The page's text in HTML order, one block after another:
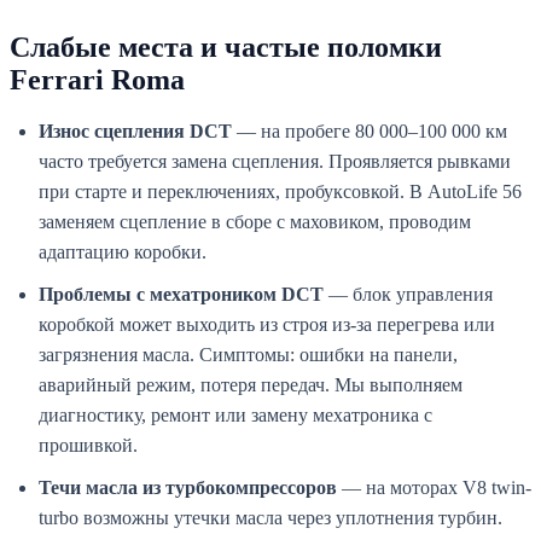
Слабые места и частые поломки
Ferrari Roma
Износ сцепления DCT — на пробеге 80 000–100 000 км
часто требуется замена сцепления. Проявляется рывками
при старте и переключениях, пробуксовкой. В AutoLife 56
заменяем сцепление в сборе с маховиком, проводим
адаптацию коробки.
Проблемы с мехатроником DCT — блок управления
коробкой может выходить из строя из-за перегрева или
загрязнения масла. Симптомы: ошибки на панели,
аварийный режим, потеря передач. Мы выполняем
диагностику, ремонт или замену мехатроника с
прошивкой.
Течи масла из турбокомпрессоров — на моторах V8 twin-
turbo возможны утечки масла через уплотнения турбин.